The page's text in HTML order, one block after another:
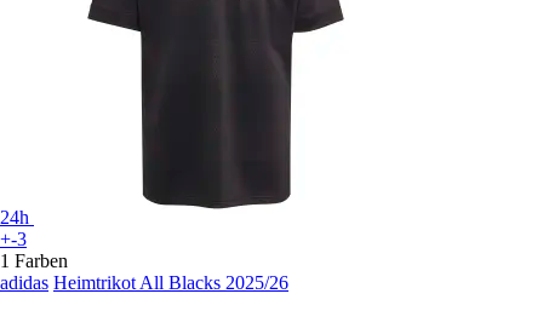
24h
+-3
1 Farben
adidas Heimtrikot All Blacks 2025/26